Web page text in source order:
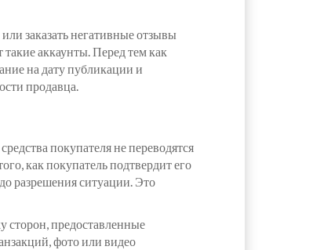
заказать негативные отзывы
аккаунты. Перед тем как
на дату публикации и
продавца.
покупателя не переводятся
как покупатель подтвердит его
разрешения ситуации. Это
сторон, предоставленные
фото или видео